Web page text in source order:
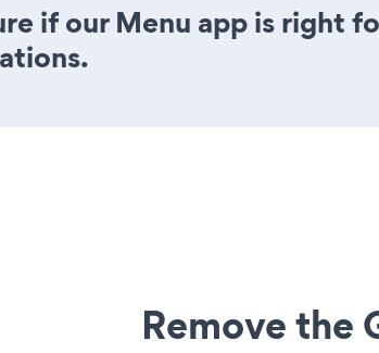
if our Menu app is right
Remove the